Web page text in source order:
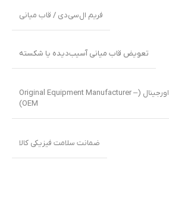
فریم ال‌سی‌دی / قاب میانی
تعویض قاب میانی آسیب‌دیده یا شکسته
اورجینال (Original Equipment Manufacturer –
OEM)
ضمانت سلامت فیزیکی کالا